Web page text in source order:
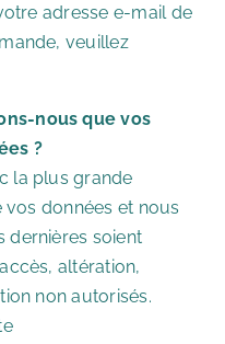
adresse e-mail de
veuillez
nous que vos
?
la plus grande
données et nous
dernières soient
altération,
non autorisés.